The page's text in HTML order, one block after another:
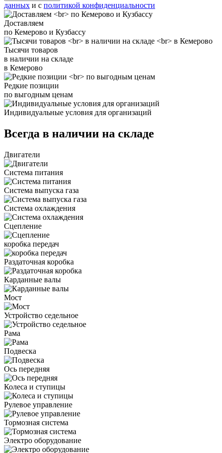
данных и с политикой конфиденциальности
Доставляем
по Кемерово и Кузбассу
Тысячи товаров
в наличии на складе
в Кемерово
Редкие позиции
по выгодным ценам
Индивидуальные условия для организаций
Всегда в наличии на складе
Двигатели
Система питания
Система выпуска газа
Система охлаждения
Сцепление
коробка передач
Раздаточная коробка
Карданные валы
Мост
Устройство седельное
Рама
Подвеска
Ось передняя
Колеса и ступицы
Рулевое управление
Тормозная система
Электро оборудование